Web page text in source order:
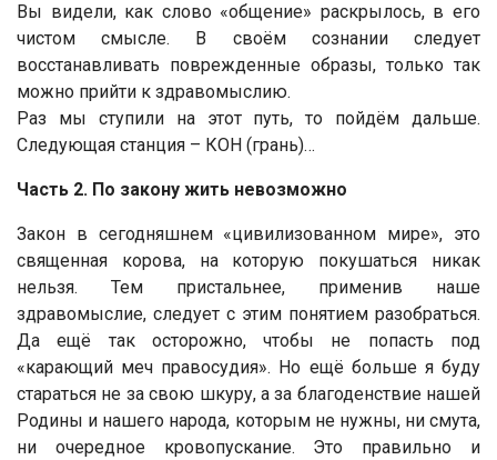
Вы видели, как слово «общение» раскрылось, в его
чистом смысле. В своём сознании следует
восстанавливать поврежденные образы, только так
можно прийти к здравомыслию.
Раз мы ступили на этот путь, то пойдём дальше.
Следующая станция – КОН (грань)…
Часть 2. По закону жить невозможно
Закон в сегодняшнем «цивилизованном мире», это
священная корова, на которую покушаться никак
нельзя. Тем пристальнее, применив наше
здравомыслие, следует с этим понятием разобраться.
Да ещё так осторожно, чтобы не попасть под
«карающий меч правосудия». Но ещё больше я буду
стараться не за свою шкуру, а за благоденствие нашей
Родины и нашего народа, которым не нужны, ни смута,
ни очередное кровопускание. Это правильно и